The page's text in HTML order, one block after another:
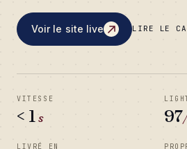
Voir le site live LIRE LE
VITESSE
< 1 s 97
LIVRÉ EN